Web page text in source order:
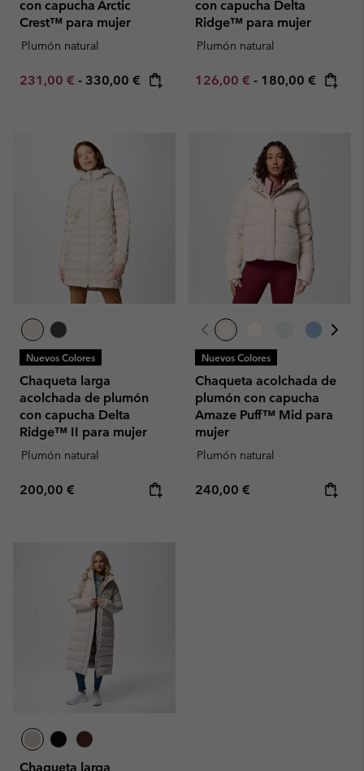
con capucha Arctic
Crest™ para mujer
Plumón natural
Minimum sale price:
231,00 € - Maximum price:
330,00 €
con capucha Delta
Ridge™ para mujer
Plumón natural
Minimum sale price:
126,00 € - Maximum price:
180,00 €
Nuevos Colores
Chaqueta larga
acolchada de plumón
con capucha Delta
Ridge™ II para mujer
Plumón natural
Regular price:
200,00 €
Nuevos Colores
Chaqueta acolchada de
plumón con capucha
Amaze Puff™ Mid para
mujer
Plumón natural
Regular price:
240,00 €
Chaqueta larga